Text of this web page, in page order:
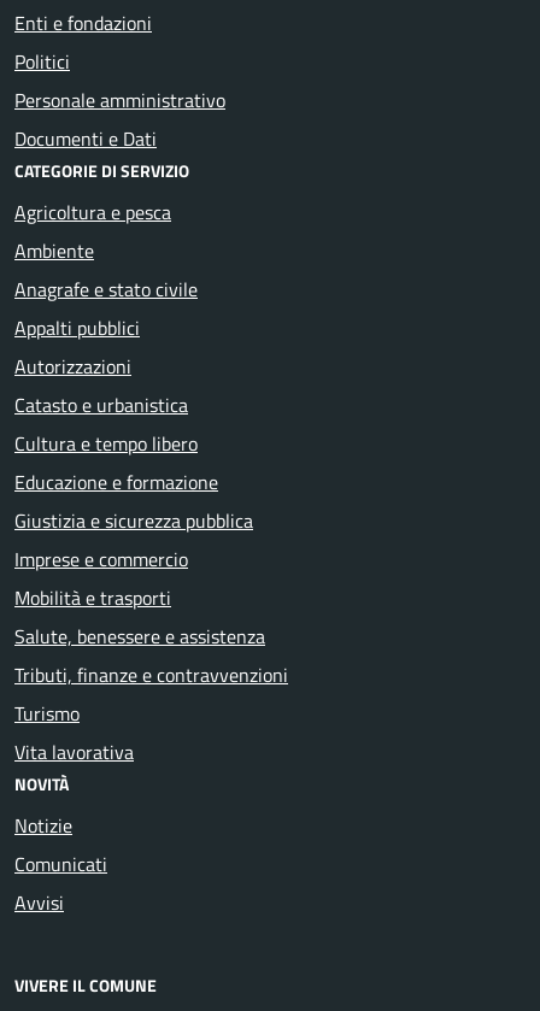
Enti e fondazioni
Politici
Personale amministrativo
Documenti e Dati
CATEGORIE DI SERVIZIO
Agricoltura e pesca
Ambiente
Anagrafe e stato civile
Appalti pubblici
Autorizzazioni
Catasto e urbanistica
Cultura e tempo libero
Educazione e formazione
Giustizia e sicurezza pubblica
Imprese e commercio
Mobilità e trasporti
Salute, benessere e assistenza
Tributi, finanze e contravvenzioni
Turismo
Vita lavorativa
NOVITÀ
Notizie
Comunicati
Avvisi
VIVERE IL COMUNE